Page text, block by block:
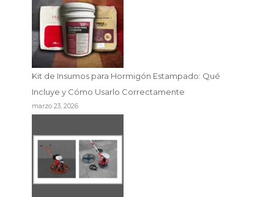
Kit de Insumos para Hormigón Estampado: Qué
Incluye y Cómo Usarlo Correctamente
marzo 23, 2026